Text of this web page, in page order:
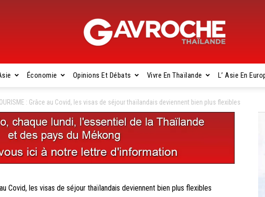
Gavroche
Économie Opinions Et Débats Vivre En Thaïlande L’ Asie En
: Grâce au Covid, les visas de séjour thaïlandais deviennent bien plus flexibles
Covid, les visas de séjour thaïlandais deviennent bien plus flexibles